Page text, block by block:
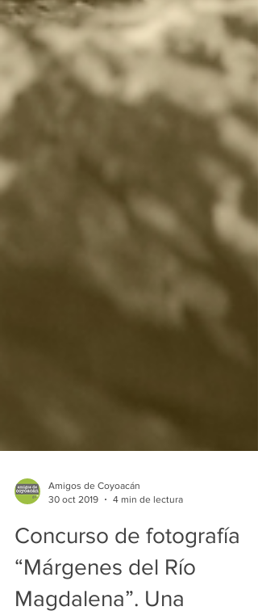
30 oct 2019
4 min de lectura
Concurso de fotografía
“Márgenes del Río